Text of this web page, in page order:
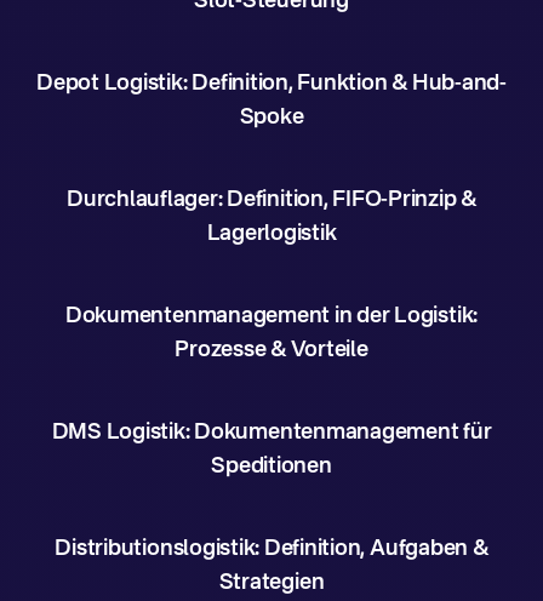
Depot Logistik: Definition, Funktion & Hub-and-
Spoke
Durchlauflager: Definition, FIFO-Prinzip &
Lagerlogistik
Dokumentenmanagement in der Logistik:
Prozesse & Vorteile
DMS Logistik: Dokumentenmanagement für
Speditionen
Distributionslogistik: Definition, Aufgaben &
Strategien